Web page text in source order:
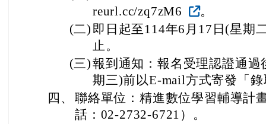
reurl.cc/zq7zM6
。
(二) 即日起至114年6月17日(星期
止。
(三)報到通知：報名受理認證通
期三)前以E-mail方式寄發「
四、 聯絡單位：精進數位學習輔導計
話：02-2732-6721）。